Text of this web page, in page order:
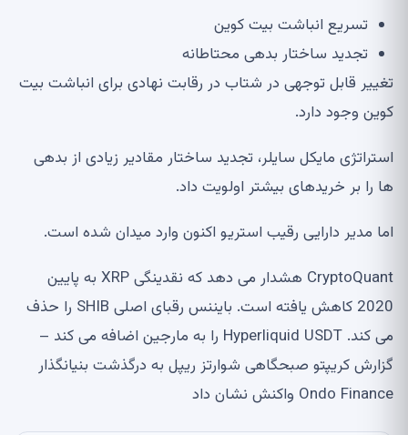
تسریع انباشت بیت کوین
تجدید ساختار بدهی محتاطانه
تغییر قابل توجهی در شتاب در رقابت نهادی برای انباشت بیت
کوین وجود دارد.
استراتژی مایکل سایلر، تجدید ساختار مقادیر زیادی از بدهی
ها را بر خریدهای بیشتر اولویت داد.
اما مدیر دارایی رقیب استریو اکنون وارد میدان شده است.
CryptoQuant هشدار می دهد که نقدینگی XRP به پایین
2020 کاهش یافته است. بایننس رقبای اصلی SHIB را حذف
می کند. Hyperliquid USDT را به مارجین اضافه می کند –
گزارش کریپتو صبحگاهی شوارتز ریپل به درگذشت بنیانگذار
Ondo Finance واکنش نشان داد